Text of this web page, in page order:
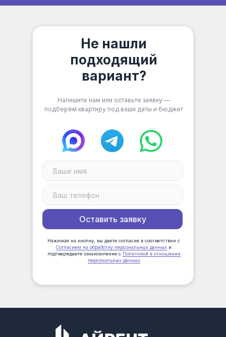
Нажимая на кнопку, вы даете cогласие в соответствии с
Согласием на обработку персональных данных и
подтверждаете ознакомление с Политикой в отношении
персональных данных
Напишите нам или оставьте заявку —
подберём квартиру под ваши даты и бюджет
Не нашли
подходящий
вариант?
Оставить заявку